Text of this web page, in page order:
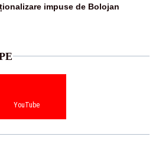
impuse de Bolojan
YouTube